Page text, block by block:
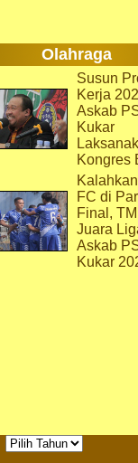
Olahraga
Susun
Kerja
Askab
Kukar
Kongres
FC di
Final,
Juara
Askab
Kukar